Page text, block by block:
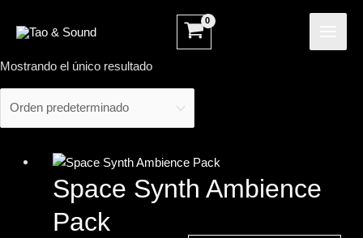
Mostrando el único resultado
Space Synth Ambience
Pack